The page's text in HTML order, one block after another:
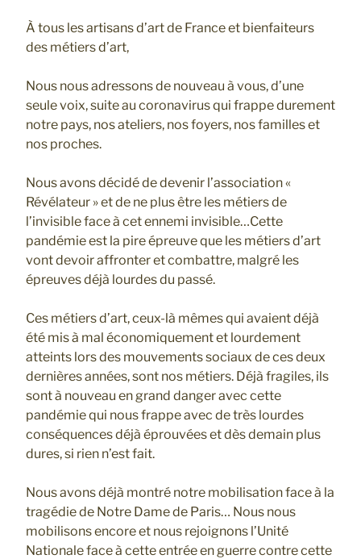
À tous les artisans d’art de France et bienfaiteurs
des métiers d’art,
Nous nous adressons de nouveau à vous, d’une
seule voix, suite au coronavirus qui frappe durement
notre pays, nos ateliers, nos foyers, nos familles et
nos proches.
Nous avons décidé de devenir l’association «
Révélateur » et de ne plus être les métiers de
l’invisible face à cet ennemi invisible…Cette
pandémie est la pire épreuve que les métiers d’art
vont devoir affronter et combattre, malgré les
épreuves déjà lourdes du passé.
Ces métiers d’art, ceux-là mêmes qui avaient déjà
été mis à mal économiquement et lourdement
atteints lors des mouvements sociaux de ces deux
dernières années, sont nos métiers. Déjà fragiles, ils
sont à nouveau en grand danger avec cette
pandémie qui nous frappe avec de très lourdes
conséquences déjà éprouvées et dès demain plus
dures, si rien n’est fait.
Nous avons déjà montré notre mobilisation face à la
tragédie de Notre Dame de Paris… Nous nous
mobilisons encore et nous rejoignons l’Unité
Nationale face à cette entrée en guerre contre cette